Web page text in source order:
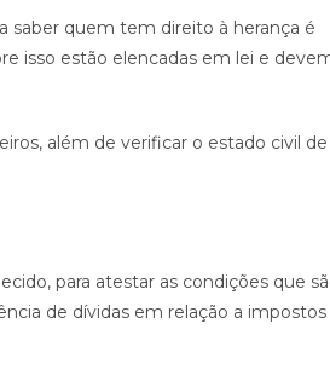
saber quem tem direito à herança é
isso estão elencadas em lei e
além de verificar o estado civil de
para atestar as condições que
de dívidas em relação a impostos